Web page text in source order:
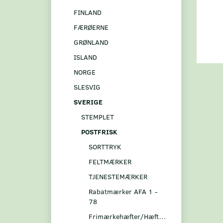
FINLAND
FÆRØERNE
GRØNLAND
ISLAND
NORGE
SLESVIG
SVERIGE
STEMPLET
POSTFRISK
SORTTRYK
FELTMÆRKER
TJENESTEMÆRKER
Rabatmærker AFA 1 -
78
Frimærkehæfter/Hæftesammentryk